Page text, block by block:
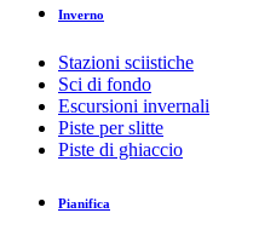
Inverno
Stazioni sciistiche
Sci di fondo
Escursioni invernali
Piste per slitte
Piste di ghiaccio
Pianifica